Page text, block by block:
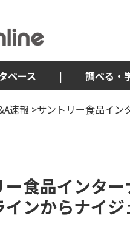
ベース | 調べる・
速報 >サントリー食品イン
ー食品インタ
インからナイ